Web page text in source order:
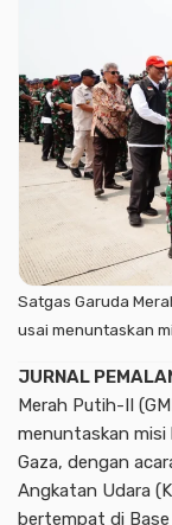
Satgas Garuda
usai menuntaskan
JURNAL
Merah Putih-II
menuntaskan
Gaza, dengan
Angkatan Udara
bertempat di